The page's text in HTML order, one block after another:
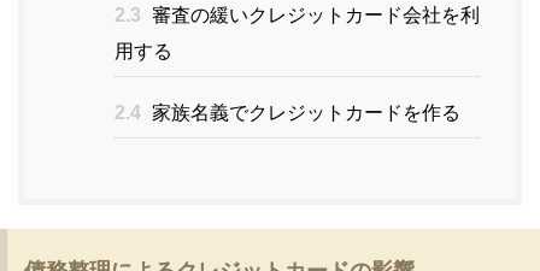
2.3 審査の緩いクレジットカード会社を利
用する
2.4 家族名義でクレジットカードを作る